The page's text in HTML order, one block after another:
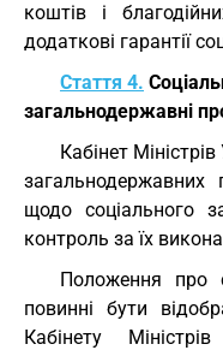
коштів і
додаткові гарантії
Стаття 4.
загальнодержавні
Кабінет
загальнодержавних
щодо соціального
контроль за їх
Положення про
повинні бути
Кабінету